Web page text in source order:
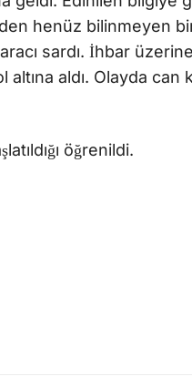
henüz bilinmeyen
sardı. İhbar
aldı. Olayda can
öğrenildi.